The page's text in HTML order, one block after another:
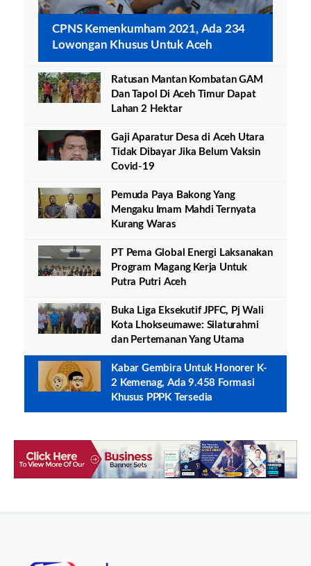
CPNS Kemenkumham 2021, Ada 234
Lowongan Khusus Untuk Aceh
Ratusan Mantan Kombatan GAM
Dan Tapol Di Aceh Timur Dapat
Lahan 2 Hektar
Gaji Aparatur Desa di Aceh Utara
Tidak Dibayar Jika Belum Vaksin
Covid-19
Pemuda Paya Bakong Yang
Mengaku Imam Mahdi Ternyata
Kurang Waras
PT Pema Global Energi Laksanakan
Program Magang Kerja Untuk
Putra Putri Aceh
Buka Liga Eksekutif JPFC, Pj Wali
Kota Lhokseumawe: Silaturahmi
dan Pertemanan Yang Utama
Kabar Gembira Untuk Honorer K-
2 Kemenag, Ada 9.458 Formasi
Khusus PPPK Tersedia